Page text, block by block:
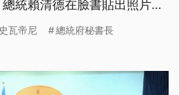
統賴清德在臉書貼出照片，
熱烈而溫暖的歡迎。
史瓦帝尼 總統府秘書長